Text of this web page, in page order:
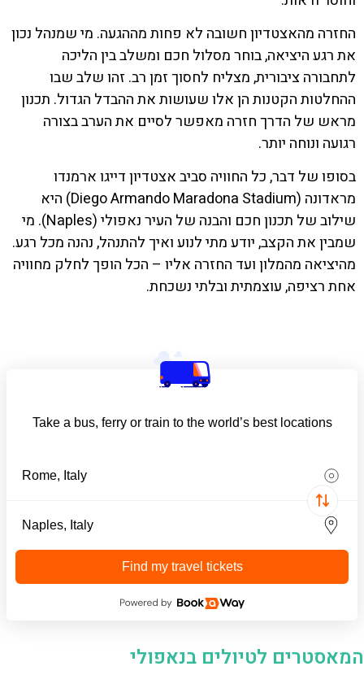
החזרה מהאצטדיון חשובה לא פחות מההגעה. מי שמנהל נכון
את רגע היציאה, בוחר מסלול חכם ומשלב בין הליכה
לתחבורה ציבורית, מצליח לחסוך זמן רב. זהו שלב שבו
ההחלטות הקטנות הן אלו שעושות את ההבדל הגדול. תכנון
מראש של הדרך חזרה מאפשר לסיים את הערב בצורה
רגועה ונוחה יותר.
בסופו של דבר, כל החוויה סביב אצטדיון דייגו ארמנדו
מראדונה (Diego Armando Maradona Stadium) היא
שילוב של תכנון חכם והבנה של העיר נאפולי (Naples). מי
שמבין את הקצב, יודע מתי לנוע ואיך להתנהל, נהנה מכל רגע.
מהיציאה מהמלון ועד החזרה אליו – הכל הופך לחלק מחוויה
אחת רציפה, עוצמתית ובלתי נשכחת.
Take a bus, ferry or train to the world’s best locations
Find my travel tickets
המאסטרים לטיולים בנאפולי